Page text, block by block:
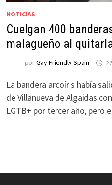
NOTICIAS
Cuelgan 400
malagueño al
porGay Friendly Spain
La bandera arcoíris había
de Villanueva de Algaidas
LGTB+ por tercer año, pero